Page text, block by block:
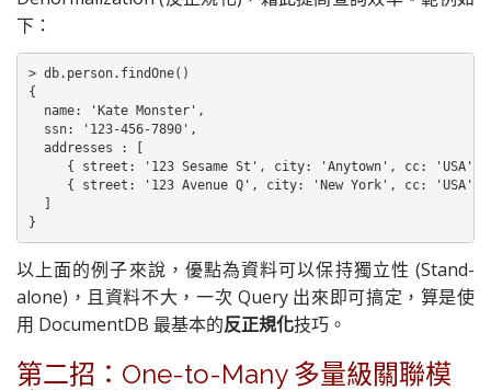
下：
> db.person.findOne()
{
  name: 'Kate Monster',
  ssn: '123-456-7890',
  addresses : [
{ street: '123 Sesame St', city: 'Anytown', cc: 'USA'
     { street: '123 Avenue Q', city: 'New York', cc: 'USA' }
  ]
}
以上面的例子來說，優點為資料可以保持獨立性 (Stand-
alone)，且資料不大，一次 Query 出來即可搞定，算是使
用 DocumentDB 最基本的反正規化技巧。
第二招：One-to-Many 多量級關聯模